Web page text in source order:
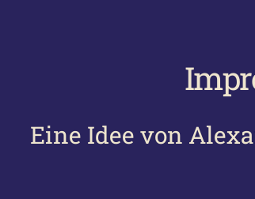
Eine Idee von